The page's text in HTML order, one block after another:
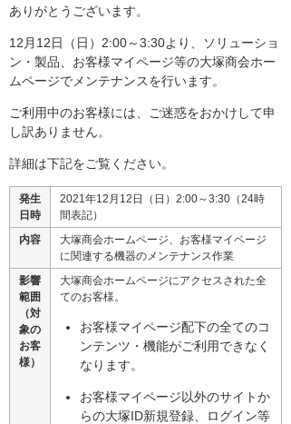
ありがとうございます。
12月12日（日）2:00～3:30より、ソリューショ
ン・製品、お客様マイページ等の大塚商会ホー
ムページでメンテナンスを行います。
ご利用中のお客様には、ご迷惑をおかけして申
し訳ありません。
詳細は下記をご覧ください。
発生
日時
2021年12月12日（日）2:00～3:30（24時
間表記）
内容
大塚商会ホームページ、お客様マイページ
に関連する機器のメンテナンス作業
影響
範囲
（対
象の
お客
様）
大塚商会ホームページにアクセスされた全
てのお客様。
お客様マイページ配下の全てのコ
ンテンツ・機能がご利用できなく
なります。
お客様マイページ以外のサイトか
らの大塚ID新規登録、ログイン等